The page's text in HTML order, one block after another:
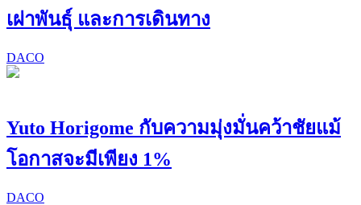
เผ่าพันธุ์ และการเดินทาง
DACO
Yuto Horigome กับความมุ่งมั่นคว้าชัยแม้
โอกาสจะมีเพียง 1%
DACO